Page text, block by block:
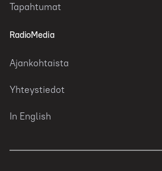
Tapahtumat
RadioMedia
Ajankohtaista
Yhteystiedot
In English